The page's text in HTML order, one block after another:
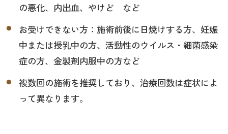
の悪化、内出血、やけど など
お受けできない方：施術前後に日焼けする方、妊娠
中または授乳中の方、活動性のウイルス・細菌感染
症の方、金製剤内服中の方など
複数回の施術を推奨しており、治療回数は症状によ
って異なります。